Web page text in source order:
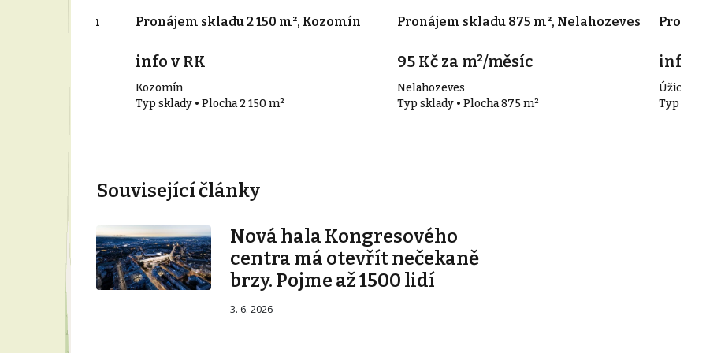
m², Kozomín Pronájem skladu 2 150 m², Kozomín
info v RK
Kozomín
Typ sklady • Plocha 2 150 m²
Pronájem skladu 875 m², Nelahozeves
95 Kč za m²/měsíc
Nelahozeves
Typ sklady • Plocha 875 m²
info v
Úžice
Typ
Související články
Nová hala Kongresového
centra má otevřít nečekaně
brzy. Pojme až 1500 lidí
3. 6. 2026